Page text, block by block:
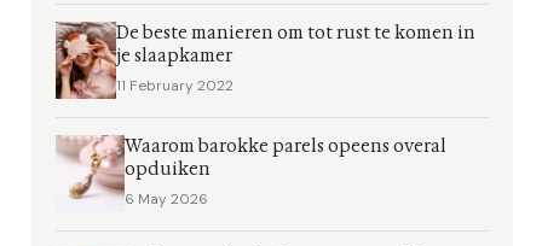
De beste manieren om tot rust te komen in
je slaapkamer
11 February 2022
Waarom barokke parels opeens overal
opduiken
6 May 2026